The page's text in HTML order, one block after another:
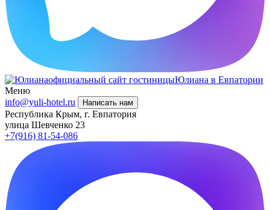
официальный сайт гостиницыЮлиана в Евпатории
Меню
info@yuli-hotel.ru
Написать нам
Республика Крым, г. Евпатория
улица Шевченко 23
+7(916) 81-54-086